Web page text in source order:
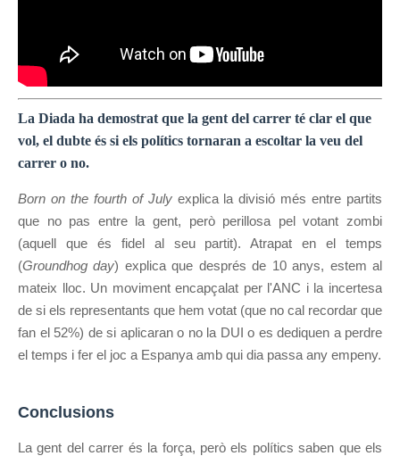
La Diada ha demostrat que la gent del carrer té clar el que
vol, el dubte és si els polítics tornaran a escoltar la veu del
carrer o no.
Born on the fourth of Julyexplica la divisió més entre partits
que no pas entre la gent, però perillosa pel votant zombi
(aquell que és fidel al seu partit). Atrapat en el temps
(Groundhog day) explica que després de 10anys, estem al
mateix lloc. Un moviment encapçalat per l'ANC i la incertesa
de si els representants que hem votat (que no cal recordar que
fan el 52%) de si aplicaran o no la DUI o es dediquen a perdre
el temps i fer el joc a Espanya amb qui dia passa any empeny.
Conclusions
La gent del carrer és la força, però els polítics saben que els